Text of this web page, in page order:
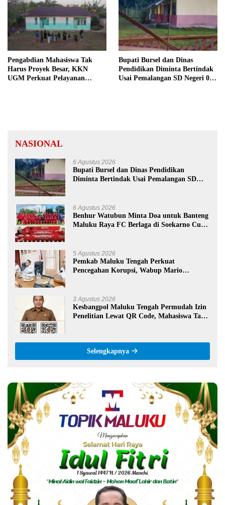
Pengabdian Mahasiswa Tak
Harus Proyek Besar, KKN
UGM Perkuat Pelayanan
Bupati Bursel dan Dinas
Pendidikan Diminta Bertindak
Usai Pemalangan SD Negeri 09
NASIONAL
6 Agustus 2026
Bupati Bursel dan Dinas Pendidikan
Diminta Bertindak Usai Pemalangan SD
6 Agustus 2026
Benhur Watubun Minta Doa untuk Banteng
Maluku Raya FC Berlaga di Soekarno Cup
5 Agustus 2026
Pemkab Maluku Tengah Perkuat
Pencegahan Korupsi, Wabup Mario
3 Agustus 2026
Kesbangpol Maluku Tengah Permudah Izin
Penelitian Lewat QR Code, Mahasiswa Tak
Selengkapnya